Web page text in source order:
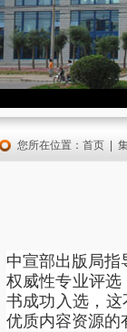
您所在位置： 首页
中宣部出版局
权威性专业评
书成功入选，
优质内容资源的